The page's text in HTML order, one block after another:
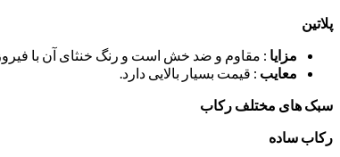
پلاتین
مزایا : مقاوم و ضد خش است و رنگ خنثای آن با
معایب : قیمت بسیار بالایی دارد.
سبک های مختلف رکاب
رکاب ساده